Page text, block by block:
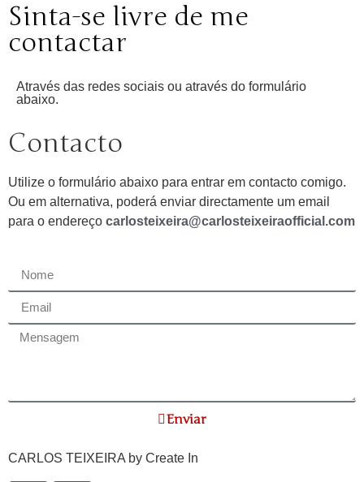
Sinta-se livre de me
contactar
Através das redes sociais ou através do formulário
abaixo.
Contacto
Utilize o formulário abaixo para entrar em contacto comigo.
Ou em alternativa, poderá enviar directamente um email
para o endereço carlosteixeira@carlosteixeiraofficial.com
Enviar
CARLOS TEIXEIRA by Create In